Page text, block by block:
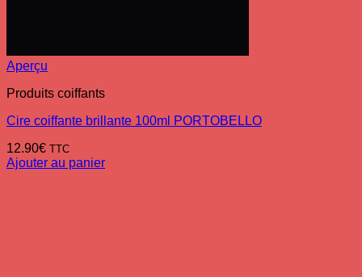
Aperçu
Produits coiffants
Cire coiffante brillante 100ml PORTOBELLO
12.90€ TTC
Ajouter au panier